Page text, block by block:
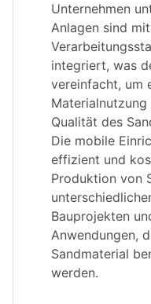
Unternehmen
Anlagen sind
integriert, was
vereinfacht, um
Qualität des
Die mobile
effizient und
Produktion von
Bauprojekten
Anwendungen,
Sandmaterial
werden.